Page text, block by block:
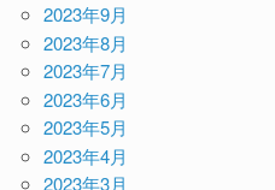
2023年9月
2023年8月
2023年7月
2023年6月
2023年5月
2023年4月
2023年3月